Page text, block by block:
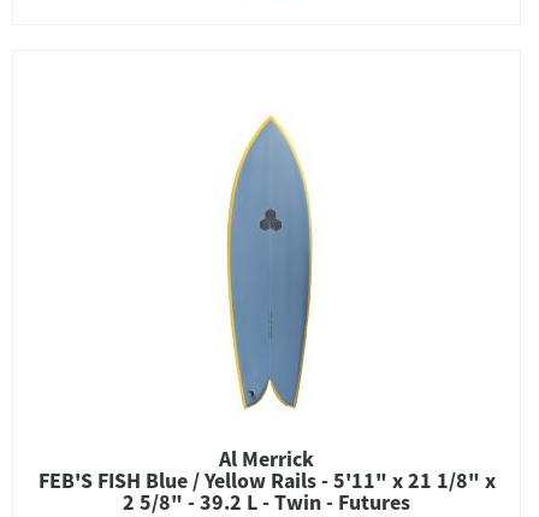
Al Merrick
FEB'S FISH Blue / Yellow Rails - 5'11" x 21 1/8" x
2 5/8" - 39.2 L - Twin - Futures